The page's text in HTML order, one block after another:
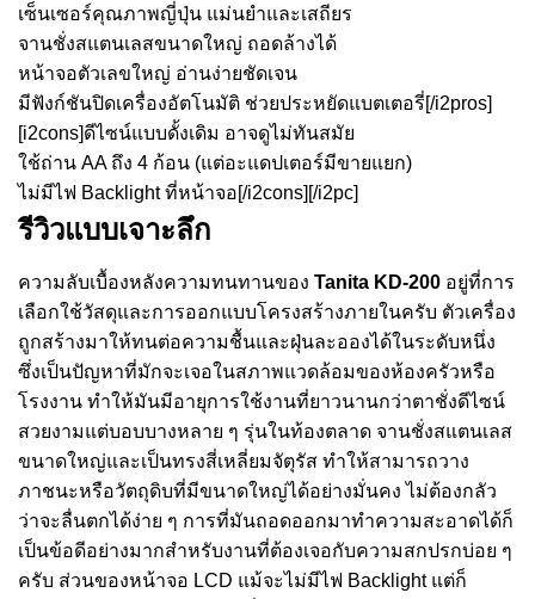
เซ็นเซอร์คุณภาพญี่ปุ่น แม่นยำและเสถียร
จานชั่งสแตนเลสขนาดใหญ่ ถอดล้างได้
หน้าจอตัวเลขใหญ่ อ่านง่ายชัดเจน
มีฟังก์ชันปิดเครื่องอัตโนมัติ ช่วยประหยัดแบตเตอรี่[/i2pros]
[i2cons]ดีไซน์แบบดั้งเดิม อาจดูไม่ทันสมัย
ใช้ถ่าน AA ถึง 4 ก้อน (แต่อะแดปเตอร์มีขายแยก)
ไม่มีไฟ Backlight ที่หน้าจอ[/i2cons][/i2pc]
รีวิวแบบเจาะลึก
ความลับเบื้องหลังความทนทานของ Tanita KD-200 อยู่ที่การ
เลือกใช้วัสดุและการออกแบบโครงสร้างภายในครับ ตัวเครื่อง
ถูกสร้างมาให้ทนต่อความชื้นและฝุ่นละอองได้ในระดับหนึ่ง
ซึ่งเป็นปัญหาที่มักจะเจอในสภาพแวดล้อมของห้องครัวหรือ
โรงงาน ทำให้มันมีอายุการใช้งานที่ยาวนานกว่าตาชั่งดีไซน์
สวยงามแต่บอบบางหลาย ๆ รุ่นในท้องตลาด จานชั่งสแตนเลส
ขนาดใหญ่และเป็นทรงสี่เหลี่ยมจัตุรัส ทำให้สามารถวาง
ภาชนะหรือวัตถุดิบที่มีขนาดใหญ่ได้อย่างมั่นคง ไม่ต้องกลัว
ว่าจะลื่นตกได้ง่าย ๆ การที่มันถอดออกมาทำความสะอาดได้ก็
เป็นข้อดีอย่างมากสำหรับงานที่ต้องเจอกับความสกปรกบ่อย ๆ
ครับ ส่วนของหน้าจอ LCD แม้จะไม่มีไฟ Backlight แต่ก็